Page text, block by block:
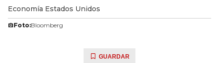
Economía Estados Unidos
Foto:Bloomberg
GUARDAR